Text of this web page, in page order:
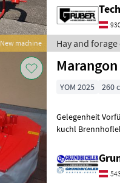
New machine Hay and
YOM 2025 260
Gelegenheit